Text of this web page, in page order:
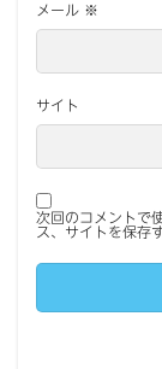
メール ※
サイト
次回のコメントで
ス、サイトを保存